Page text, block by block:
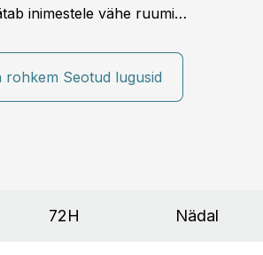
inimestele vähe ruumi
ettevõtted üha enam paikasid,
inimesed töörežiimist välja
rahulikumaks ja
rohkem Seotud lugusid
72H Nädal